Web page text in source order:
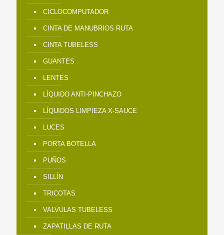
CICLOCOMPUTADOR
CINTA DE MANUBRIOS RUTA
CINTA TUBELESS
GUANTES
LENTES
LÍQUIDO ANTI-PINCHAZO
LÍQUIDOS LIMPIEZA X-SAUCE
LUCES
PORTA BOTELLA
PUÑOS
SILLÍN
TRICOTAS
VALVULAS TUBELESS
ZAPATILLAS DE RUTA